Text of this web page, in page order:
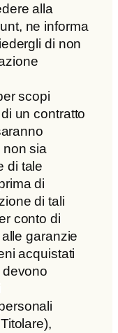
alla
ne informa
di non
scopi
un contratto
non sia
di tale
di
di tali
conto di
garanzie
acquistati
devono